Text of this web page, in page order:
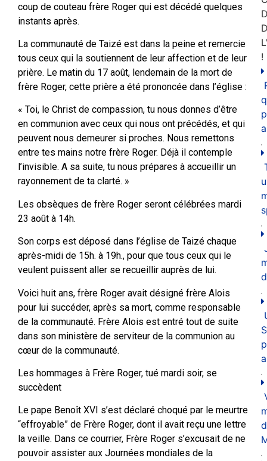
coup de couteau frère Roger qui est décédé quelques
instants après.
La communauté de Taizé est dans la peine et remercie
tous ceux qui la soutiennent de leur affection et de leur
prière. Le matin du 17 août, lendemain de la mort de
frère Roger, cette prière a été prononcée dans l’église :
« Toi, le Christ de compassion, tu nous donnes d’être
en communion avec ceux qui nous ont précédés, et qui
peuvent nous demeurer si proches. Nous remettons
entre tes mains notre frère Roger. Déjà il contemple
l’invisible. A sa suite, tu nous prépares à accueillir un
rayonnement de ta clarté. »
Les obsèques de frère Roger seront célébrées mardi
23 août à 14h.
Son corps est déposé dans l’église de Taizé chaque
après-midi de 15h. à 19h., pour que tous ceux qui le
veulent puissent aller se recueillir auprès de lui.
Voici huit ans, frère Roger avait désigné frère Alois
pour lui succéder, après sa mort, comme responsable
de la communauté. Frère Alois est entré tout de suite
dans son ministère de serviteur de la communion au
cœur de la communauté.
Les hommages à Frère Roger, tué mardi soir, se
succèdent
Le pape Benoît XVI s’est déclaré choqué par le meurtre
“effroyable” de Frère Roger, dont il avait reçu une lettre
la veille. Dans ce courrier, Frère Roger s’excusait de ne
pouvoir assister aux Journées mondiales de la
!